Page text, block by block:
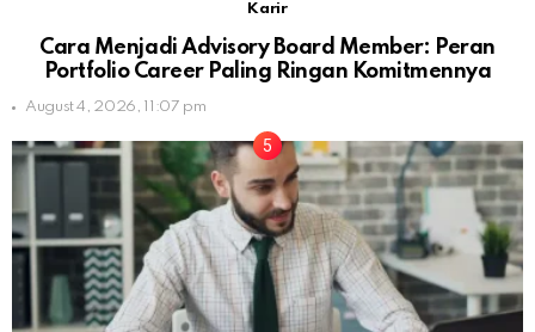
Karir
Cara Menjadi Advisory Board Member: Peran
Portfolio Career Paling Ringan Komitmennya
August 4, 2026, 11:07 pm